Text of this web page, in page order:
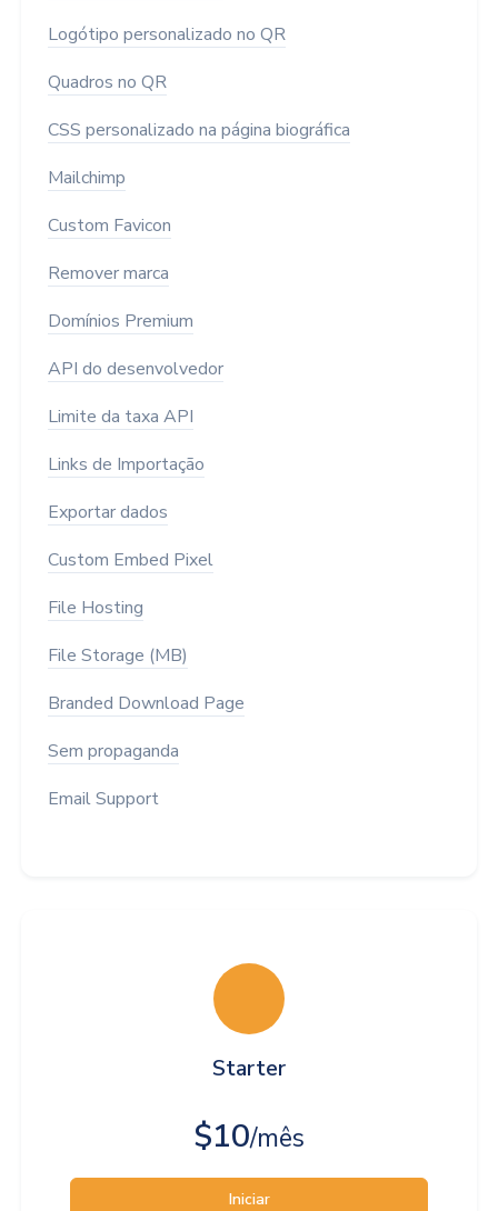
Logótipo personalizado no QR
Quadros no QR
CSS personalizado na página biográfica
Mailchimp
Custom Favicon
Remover marca
Domínios Premium
API do desenvolvedor
Limite da taxa API
Links de Importação
Exportar dados
Custom Embed Pixel
File Hosting
File Storage (MB)
Branded Download Page
Sem propaganda
Email Support
Starter
$10/mês
Iniciar